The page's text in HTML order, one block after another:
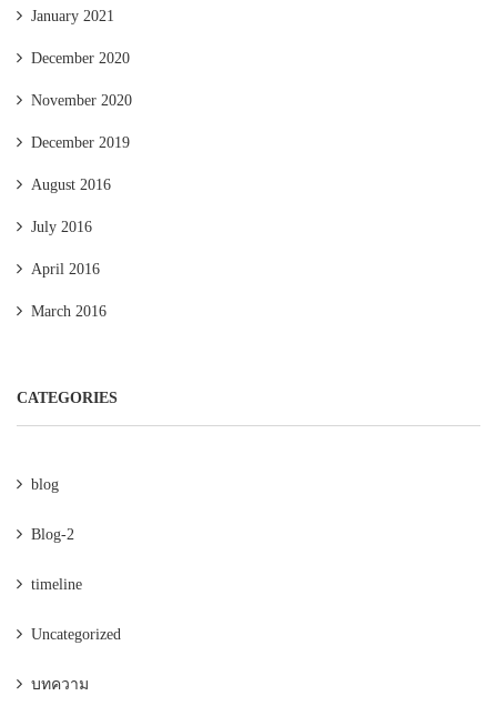
January 2021
December 2020
November 2020
December 2019
August 2016
July 2016
April 2016
March 2016
CATEGORIES
blog
Blog-2
timeline
Uncategorized
บทความ